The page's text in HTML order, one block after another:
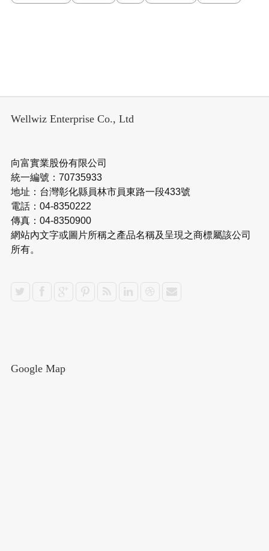
Wellwiz Enterprise Co., Ltd
向富實業股份有限公司
統一編號：70735933
地址：台灣彰化縣員林市員東路一段433號
電話：04-8350222
傳真：04-8350900
網站內文字或圖片所稱之產品名稱及呈現之商標屬該公司
所有。
Google Map